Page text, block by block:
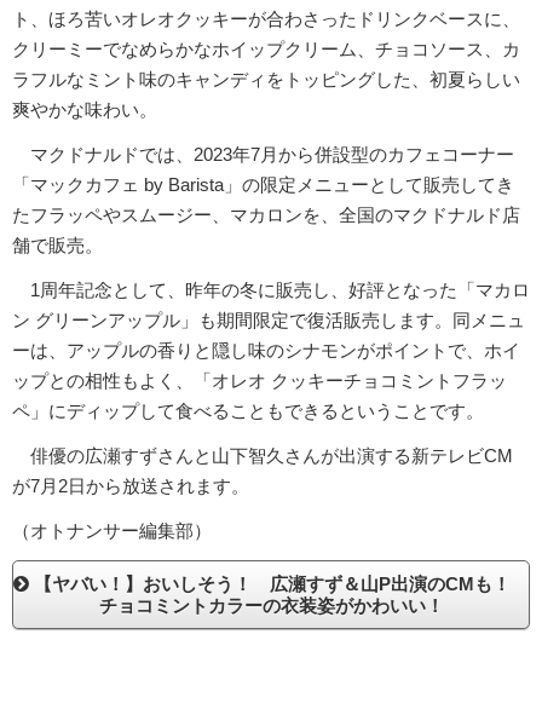
ト、ほろ苦いオレオクッキーが合わさったドリンクベースに、
クリーミーでなめらかなホイップクリーム、チョコソース、カ
ラフルなミント味のキャンディをトッピングした、初夏らしい
爽やかな味わい。
マクドナルドでは、2023年7月から併設型のカフェコーナー
「マックカフェ by Barista」の限定メニューとして販売してき
たフラッペやスムージー、マカロンを、全国のマクドナルド店
舗で販売。
1周年記念として、昨年の冬に販売し、好評となった「マカロ
ン グリーンアップル」も期間限定で復活販売します。同メニュ
ーは、アップルの香りと隠し味のシナモンがポイントで、ホイ
ップとの相性もよく、「オレオ クッキーチョコミントフラッ
ペ」にディップして食べることもできるということです。
俳優の広瀬すずさんと山下智久さんが出演する新テレビCM
が7月2日から放送されます。
（オトナンサー編集部）
【ヤバい！】おいしそう！ 広瀬すず＆山P出演のCMも！
チョコミントカラーの衣装姿がかわいい！